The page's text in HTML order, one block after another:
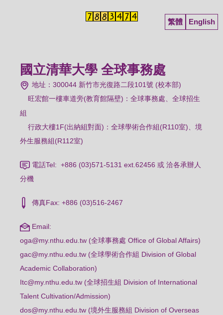
繁體 English
國立清華大學 全球事務處
地址：300044 新竹市光復路二段101號 (校本部)
旺宏館一樓車道旁(教育館隔壁)：全球事務處、全球招生
組
行政大樓1F(出納組對面)：全球學術合作組(R110室)、境
外生服務組(R112室)
電話Tel: +886 (03)571-5131 ext.62456 或 洽各承辦人
分機
傳真Fax: +886 (03)516-2467
Email:
oga@my.nthu.edu.tw (全球事務處 Office of Global Affairs)
gac@my.nthu.edu.tw (全球學術合作組 Division of Global
Academic Collaboration)
Itc@my.nthu.edu.tw (全球招生組 Division of International
Talent Cultivation/Admission)
dos@my.nthu.edu.tw (境外生服務組 Division of Overseas